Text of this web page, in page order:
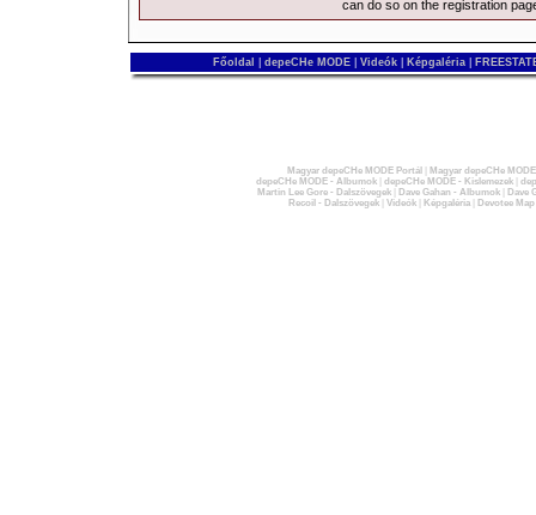
can do so on the registration
Főoldal depeCHe MODE Videók Képgaléria
Magyar depeCHe MODE Portál
Magyar depeCHe
depeCHe MODE - Albumok| depeCHe MODE - Kislemezek|
Martin Lee Gore - Dalszövegek| Dave Gahan - Albumok|
Dave
Recoil - Dalszövegek| Videók| Képgaléria| Devotee Map